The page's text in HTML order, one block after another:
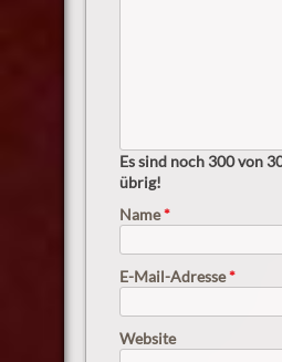
Es sind noch 300von
übrig!
Name*
E-Mail-Adresse*
Website